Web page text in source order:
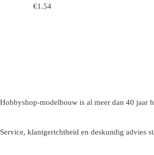
€1.54
Hobbyshop-modelbouw is al meer dan 40 jaar
Service, klantgerichtheid en deskundig advies